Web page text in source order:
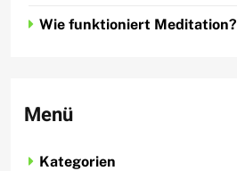
Wie funktioniert Meditation?
Menü
Kategorien